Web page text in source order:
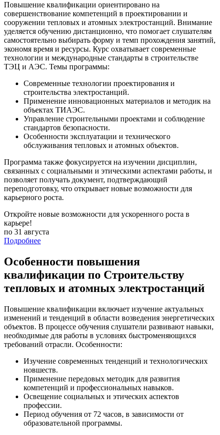
Повышение квалификации ориентировано на
совершенствование компетенций в проектировании и
сооружении тепловых и атомных электростанций. Внимание
уделяется обучению дистанционно, что помогает слушателям
самостоятельно выбирать форму и темп прохождения занятий,
экономя время и ресурсы. Курс охватывает современные
технологии и международные стандарты в строительстве
ТЭЦ и АЭС. Темы программы:
Современные технологии проектирования и
строительства электростанций.
Применение инновационных материалов и методик на
объектах ТИАЭС.
Управление строительными проектами и соблюдение
стандартов безопасности.
Особенности эксплуатации и технического
обслуживания тепловых и атомных объектов.
Программа также фокусируется на изучении дисциплин,
связанных с социальными и этическими аспектами работы, и
позволяет получать документ, подтверждающий
переподготовку, что открывает новые возможности для
карьерного роста.
Откройте новые возможности для ускоренного роста в
карьере!
по 31 августа
Подробнее
Особенности повышения
квалификации по Строительству
тепловых и атомных электростанций
Повышение квалификации включает изучение актуальных
изменений и тенденций в области возведения энергетических
объектов. В процессе обучения слушатели развивают навыки,
необходимые для работы в условиях быстроменяющихся
требований отрасли. Особенности:
Изучение современных тенденций и технологических
новшеств.
Применение передовых методик для развития
компетенций и профессиональных навыков.
Освещение социальных и этических аспектов
профессии.
Период обучения от 72 часов, в зависимости от
образовательной программы.